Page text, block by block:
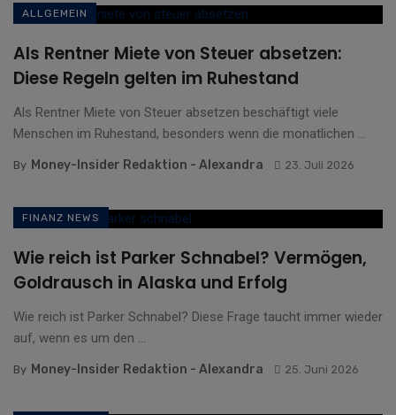
ALLGEMEIN
Als Rentner Miete von Steuer absetzen:
Diese Regeln gelten im Ruhestand
Als Rentner Miete von Steuer absetzen beschäftigt viele
Menschen im Ruhestand, besonders wenn die monatlichen ...
By Money-Insider Redaktion - Alexandra 23. Juli 2026
FINANZ NEWS
Wie reich ist Parker Schnabel? Vermögen,
Goldrausch in Alaska und Erfolg
Wie reich ist Parker Schnabel? Diese Frage taucht immer wieder
auf, wenn es um den ...
By Money-Insider Redaktion - Alexandra 25. Juni 2026